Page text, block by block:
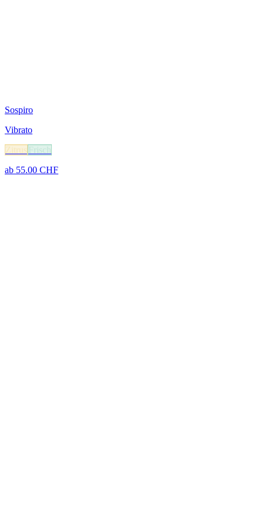
Sospiro
Vibrato
Zitrus Frisch
ab 55.00 CHF